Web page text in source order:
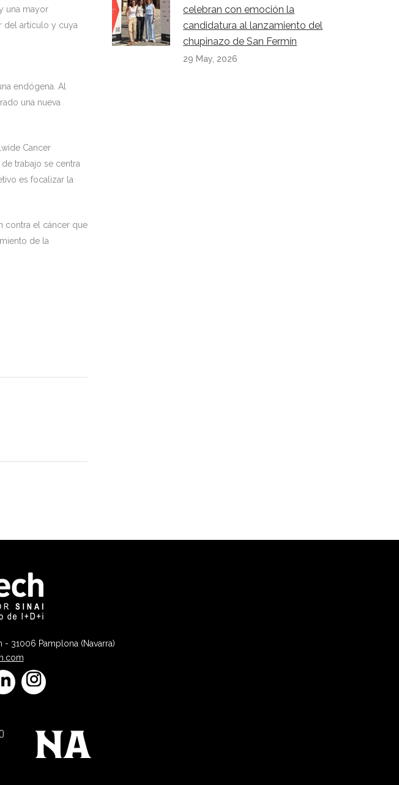
una mayor
del artículo y cuya
endógena. Al
una nueva
Cancer
trabajo se centra
es focalizar la
contra el cáncer que
de la
celebran con emoción la
candidatura al lanzamiento del
chupinazo de San Fermín
29 May, 2026
- 31006 Pamplona (Navarra)